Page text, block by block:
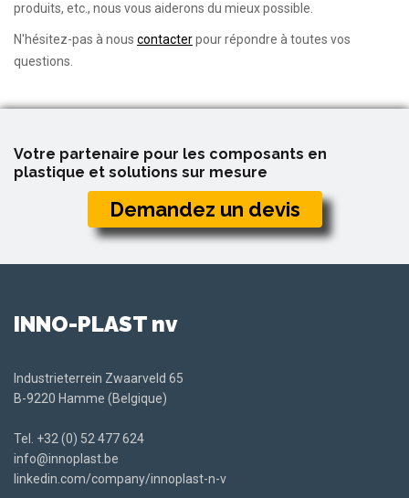
produits, etc., nous vous aiderons du mieux possible.
N'hésitez-pas à nous contacterpour répondre à toutes vos
questions.
Votre partenaire pour les composants en
plastique et solutions sur mesure
Demandez un devis
INNO-PLAST nv
Industrieterrein Zwaarveld 65
B-9220 Hamme (Belgique)
Tel. +32 (0) 52 477 624
info@innoplast.be
linkedin.com/company/innoplast-n-v